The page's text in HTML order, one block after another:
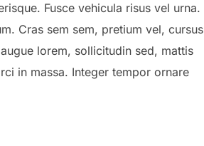
Fusce vehicula risus vel urna.
Cras sem sem, pretium vel, cursus
lorem, sollicitudin sed, mattis
in massa. Integer tempor ornare